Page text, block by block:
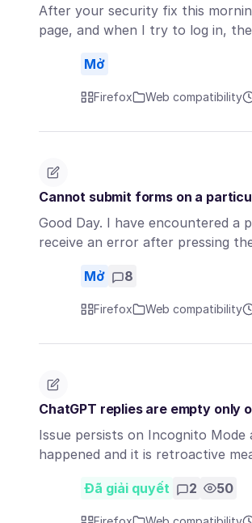
After your security fix this
page, and when I try to log in,
Mở
Firefox Web compatibility
Cannot submit forms on a
Good Day. I have encountered
receive an error after pressing
Mở 8
Firefox Web compatibility
ChatGPT replies are empty only
Issue persists on Incognito
happened and it is retroactive
Đã giải quyết 2 50